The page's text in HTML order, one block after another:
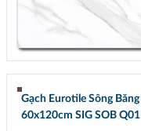
Gạch Eurotile Sông Băng
60x120cm SIG SOB Q01